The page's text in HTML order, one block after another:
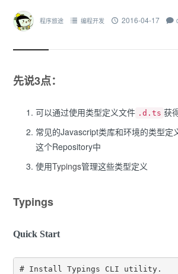
程序旅途 编程开发 2016-04-17
先说3点：
可以通过使用类型定义文件 .d.ts 获
常见的Javascript类库和环境的类型定
这个Repository中
使用Typings管理这些类型定义
Typings
Quick Start
# Install Typings CLI utility.